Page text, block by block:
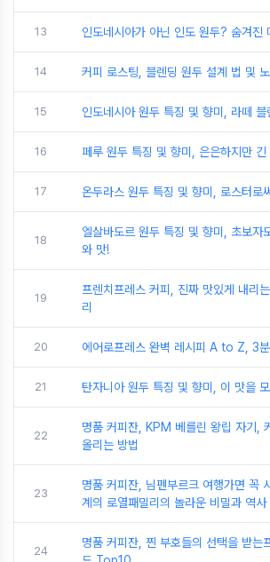
13 인도네시아가 아닌 인도 원두? 숨겨진
14 커피 로스팅, 블렌딩 원두 설계 법 및
15 인도네시아 원두 특징 및 향미, 라떼 블
16 페루 원두 특징 및 향미, 은은하지만 긴
17 온두라스 원두 특징 및 향미, 로스터로
18
엘살바도르 원두 특징 및 향미, 초보자
와 맛!
19
프렌치프레스 커피, 진짜 맛있게 내리
리
20 에어로프레스 완벽 레시피 A to Z, 3
21 탄자니아 원두 특징 및 향미, 이 맛을
22
명품 커피잔, KPM 베를린 왕립 자기,
올리는 방법
23
명품 커피잔, 님펜부르크 여행가면 꼭
계의 로열패밀리의 놀라운 비밀과 역사
24
명품 커피잔, 찐 부호들의 선택을 받는